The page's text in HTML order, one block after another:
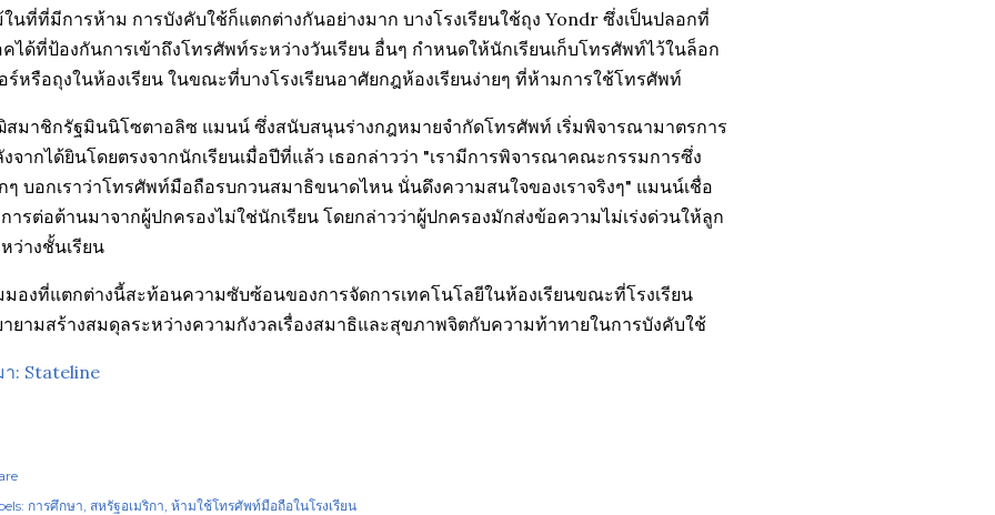
นที่ที่มีการห้าม การบังคับใช้ก็แตกต่างกันอย่างมาก บางโรงเรียนใช้ถุง Yondr ซึ่งเป็นปลอกที่
ได้ที่ป้องกันการเข้าถึงโทรศัพท์ระหว่างวันเรียน อื่นๆ กำหนดให้นักเรียนเก็บโทรศัพท์ไว้ในล็อก
ร์หรือถุงในห้องเรียน ในขณะที่บางโรงเรียนอาศัยกฎห้องเรียนง่ายๆ ที่ห้ามการใช้โทรศัพท์
มาชิกรัฐมินนิโซตาอลิซ แมนน์ ซึ่งสนับสนุนร่างกฎหมายจำกัดโทรศัพท์ เริ่มพิจารณามาตรการ
จากได้ยินโดยตรงจากนักเรียนเมื่อปีที่แล้ว เธอกล่าวว่า "เรามีการพิจารณาคณะกรรมการซึ่ง
ๆ บอกเราว่าโทรศัพท์มือถือรบกวนสมาธิขนาดไหน นั่นดึงความสนใจของเราจริงๆ" แมนน์เชื่อ
ารต่อต้านมาจากผู้ปกครองไม่ใช่นักเรียน โดยกล่าวว่าผู้ปกครองมักส่งข้อความไม่เร่งด่วนให้ลูก
ว่างชั้นเรียน
องที่แตกต่างนี้สะท้อนความซับซ้อนของการจัดการเทคโนโลยีในห้องเรียนขณะที่โรงเรียน
ยามสร้างสมดุลระหว่างความกังวลเรื่องสมาธิและสุขภาพจิตกับความท้าทายในการบังคับใช้
: Stateline
การศึกษา สหรัฐอเมริกา ห้ามใช้โทรศัพท์มือถือในโรงเรียน